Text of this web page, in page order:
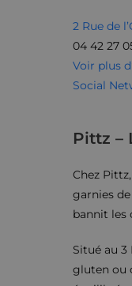
2 Rue de
04 42 27
Voir plus
Social
Pittz –
Chez
garnies
bannit les
Situé au
gluten ou